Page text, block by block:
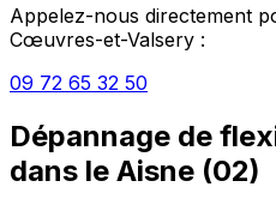
Appelez-nous directement
Cœuvres-et-Valsery :
09 72 65 32 50
Dépannage de
dans le Aisne (02)